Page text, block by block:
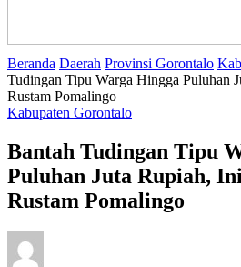
Beranda Daerah Provinsi Gorontalo
Tudingan Tipu Warga Hingga Puluhan
Rustam Pomalingo
Kabupaten Gorontalo
Bantah Tudingan Tipu
Puluhan Juta Rupiah,
Rustam Pomalingo